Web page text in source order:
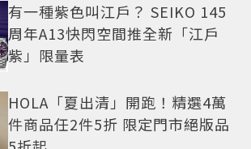
有一種紫色叫江戶？ SEIKO 145
周年A13快閃空間推全新「江戶
紫」限量表
HOLA「夏出清」開跑！精選4萬
件商品任2件5折 限定門市絕版品